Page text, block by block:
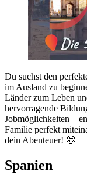
Du suchst den
im Ausland zu
Länder zum Leben
hervorragende
Jobmöglichkeiten –
Familie perfekt
dein Abenteuer! 🤩
Spanien